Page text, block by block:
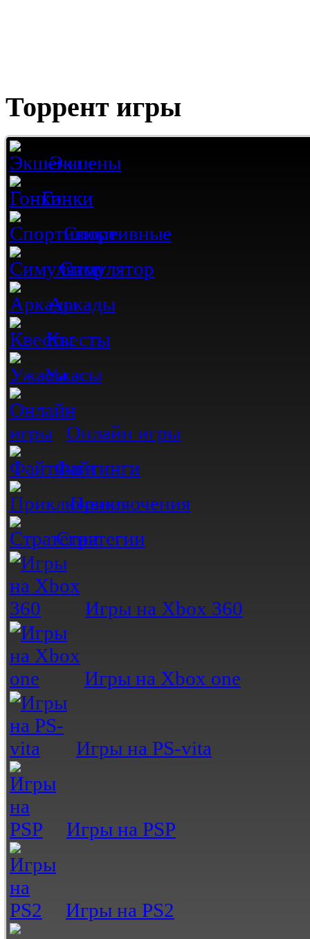
Торрент игры
Экшены
Гонки
Спортивные
Симулятор
Аркады
Квесты
Ужасы
Онлайн игры
Файтинги
Приключения
Стратегии
Игры на Xbox 360
Игры на Xbox one
Игры на PS-vita
Игры на PSP
Игры на PS2